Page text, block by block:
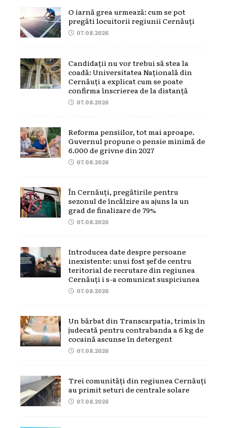
O iarnă grea urmează: cum se pot
pregăti locuitorii regiunii Cernăuți
07.08.2026
Candidații nu vor trebui să stea la
coadă: Universitatea Națională din
Cernăuți a explicat cum se poate
confirma înscrierea de la distanță
07.08.2026
Reforma pensiilor, tot mai aproape.
Guvernul propune o pensie minimă de
6.000 de grivne din 2027
07.08.2026
În Cernăuți, pregătirile pentru
sezonul de încălzire au ajuns la un
grad de finalizare de 79%
07.08.2026
Introducea date despre persoane
inexistente: unui fost șef de centru
teritorial de recrutare din regiunea
Cernăuți i s-a comunicat suspiciunea
07.08.2026
Un bărbat din Transcarpatia, trimis în
judecată pentru contrabanda a 6 kg de
cocaină ascunse în detergent
07.08.2026
Trei comunități din regiunea Cernăuți
au primit seturi de centrale solare
07.08.2026